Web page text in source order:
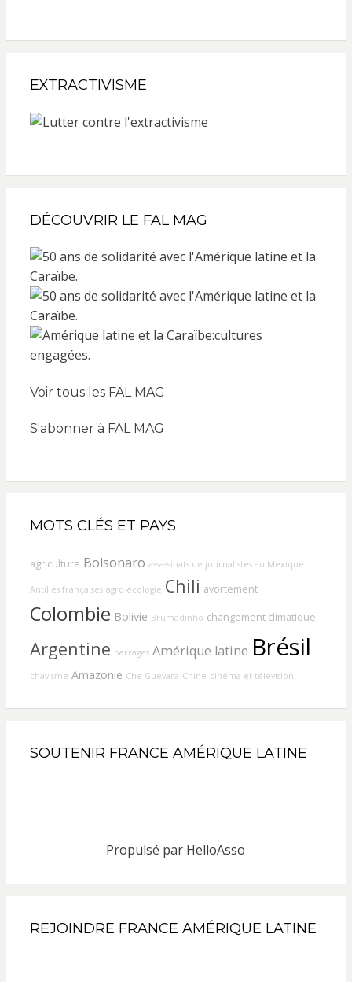
EXTRACTIVISME
DÉCOUVRIR LE FAL MAG
Voir tous les FAL MAG
S'abonner à FAL MAG
MOTS CLÉS ET PAYS
agriculture Bolsonaro assassinats de journalistes au Mexique
Antilles françaises agro-écologie Chili avortement
Colombie Bolivie Brumadinho changement climatique
Argentine barrages Amérique latine Brésil
chavisme Amazonie Che Guevara Chine cinéma et télévision
SOUTENIR FRANCE AMÉRIQUE LATINE
Propulsé par HelloAsso
REJOINDRE FRANCE AMÉRIQUE LATINE